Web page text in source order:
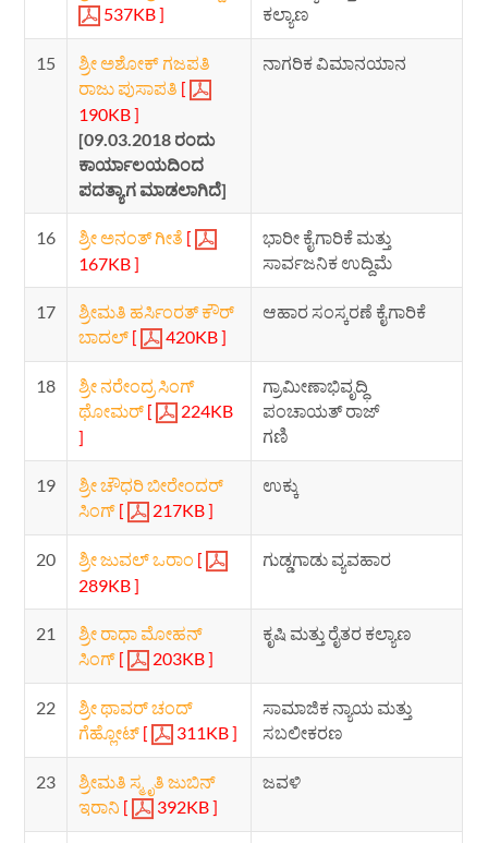
537KB ]
ಕಲ್ಯಾಣ
15
ಶ್ರೀ ಅಶೋಕ್ ಗಜಪತಿ
ರಾಜು ಪುಸಾಪತಿ [
190KB ]
[09.03.2018 ರಂದು
ಕಾರ್ಯಾಲಯದಿಂದ
ಪದತ್ಯಾಗ ಮಾಡಲಾಗಿದೆ]
ನಾಗರಿಕ ವಿಮಾನಯಾನ
16 ಶ್ರೀ ಅನಂತ್ ಗೀತೆ [
167KB ]
ಭಾರೀ ಕೈಗಾರಿಕೆ ಮತ್ತು
ಸಾರ್ವಜನಿಕ ಉದ್ದಿಮೆ
17
ಶ್ರೀಮತಿ ಹರ್ಸಿಂರತ್ ಕೌರ್
ಬಾದಲ್ [ 420KB ]
ಆಹಾರ ಸಂಸ್ಕರಣೆ ಕೈಗಾರಿಕೆ
18
ಶ್ರೀ ನರೇಂದ್ರ ಸಿಂಗ್
ಥೋಮರ್ [
224KB
]
ಗ್ರಾಮೀಣಾಭಿವೃದ್ಧಿ
ಪಂಚಾಯತ್ ರಾಜ್
ಗಣಿ
19
ಶ್ರೀ ಚೌಧರಿ ಬೀರೇಂದರ್
ಸಿಂಗ್ [ 217KB ]
ಉಕ್ಕು
20 ಶ್ರೀ ಜುವಲ್ ಒರಾಂ [
289KB ]
ಗುಡ್ಡಗಾಡು ವ್ಯವಹಾರ
21
ಶ್ರೀ ರಾಧಾ ಮೋಹನ್
ಸಿಂಗ್ [ 203KB ]
ಕೃಷಿ ಮತ್ತು ರೈತರ ಕಲ್ಯಾಣ
22
ಶ್ರೀ ಥಾವರ್ ಚಂದ್
ಗೆಹ್ಲೋಟ್ [ 311KB ]
ಸಾಮಾಜಿಕ ನ್ಯಾಯ ಮತ್ತು
ಸಬಲೀಕರಣ
23
ಶ್ರೀಮತಿ ಸ್ಮೃತಿ ಜುಬಿನ್
ಇರಾನಿ [ 392KB ]
ಜವಳಿ